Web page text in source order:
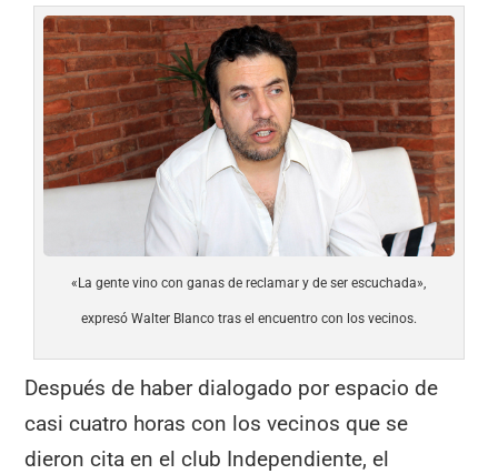
«La gente vino con ganas de reclamar y de ser escuchada»,
expresó Walter Blanco tras el encuentro con los vecinos.
Después de haber dialogado por espacio de
casi cuatro horas con los vecinos que se
dieron cita en el club Independiente, el